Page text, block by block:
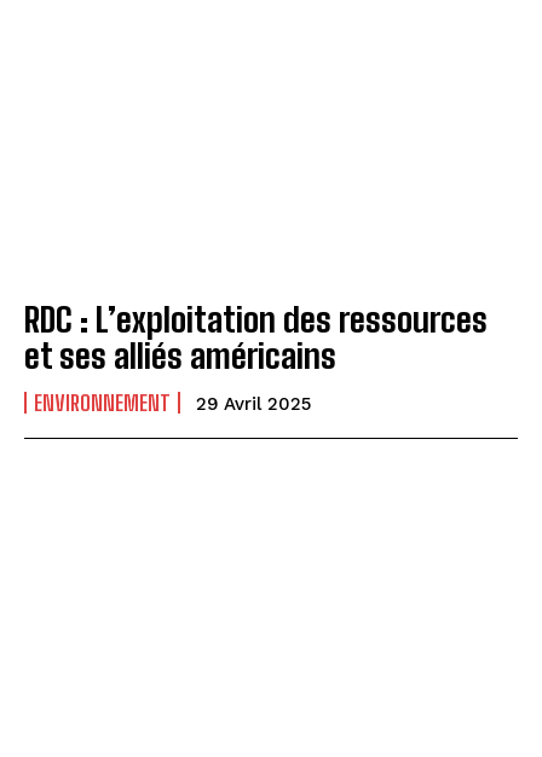
RDC : L’exploitation des ressources
et ses alliés américains
ENVIRONNEMENT 29 Avril 2025